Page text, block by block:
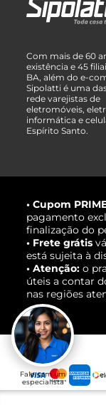
Com mais de 60
existência e 45
BA, além do e-
Sipolatti é uma
rede varejistas de
eletromóveis,
informática e
Espírito Santo.
• Cupom
pagamento
finalização do
• Frete grátis
está sujeita à
• Atenção: o
úteis a contar
nas regiões
Fale com um
especialista